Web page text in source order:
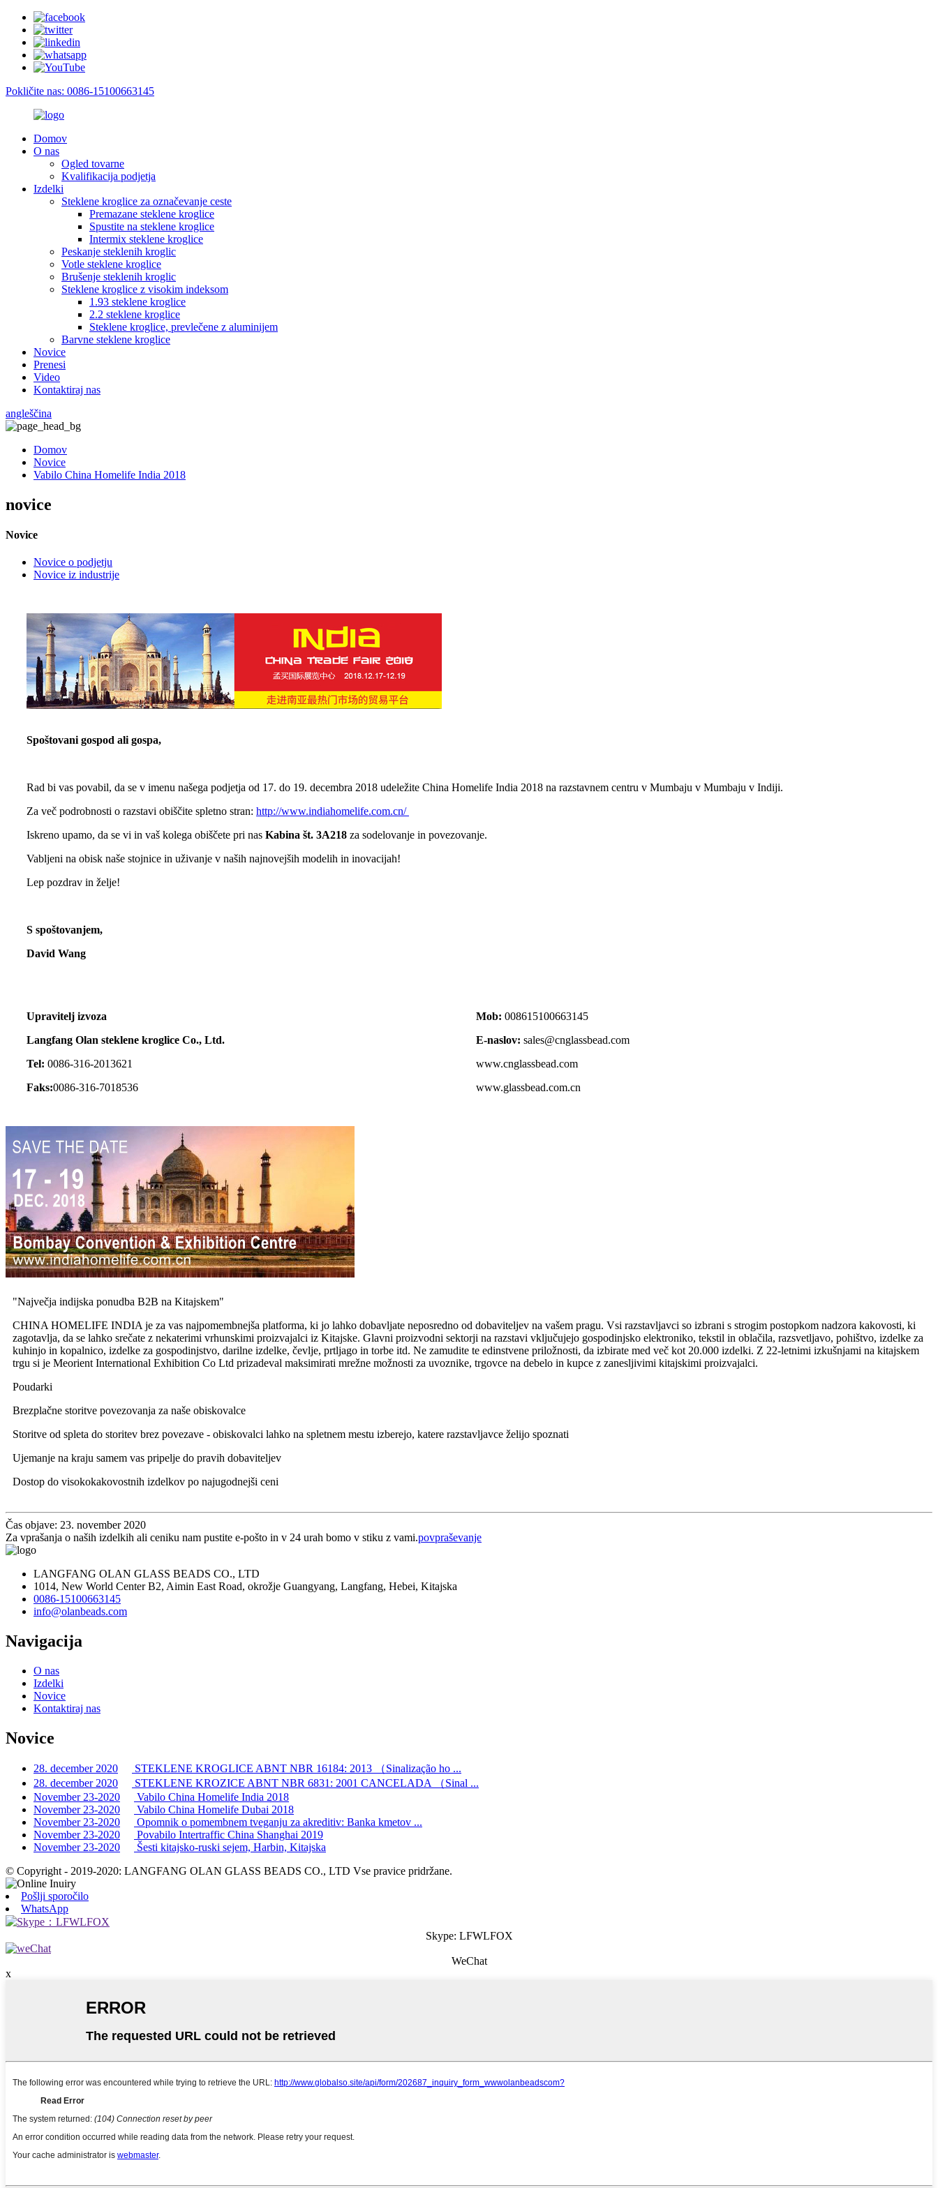
Pokličite nas: 0086-15100663145
Domov
O nas
Ogled tovarne
Kvalifikacija podjetja
Izdelki
Steklene kroglice za označevanje ceste
Premazane steklene kroglice
Spustite na steklene kroglice
Intermix steklene kroglice
Peskanje steklenih kroglic
Votle steklene kroglice
Brušenje steklenih kroglic
Steklene kroglice z visokim indeksom
1.93 steklene kroglice
2.2 steklene kroglice
Steklene kroglice, prevlečene z aluminijem
Barvne steklene kroglice
Novice
Prenesi
Video
Kontaktiraj nas
angleščina
Domov
Novice
Vabilo China Homelife India 2018
novice
Novice
Novice o podjetju
Novice iz industrije
Spoštovani gospod ali gospa,
Rad bi vas povabil, da se v imenu našega podjetja od 17. do 19. decembra 2018 udeležite China Homelife India 2018 na razstavnem centru v Mumbaju v Mumbaju v Indiji.
Za več podrobnosti o razstavi obiščite spletno stran: http://www.indiahomelife.com.cn/
Iskreno upamo, da se vi in ​​vaš kolega obiščete pri nas Kabina št. 3A218 za sodelovanje in povezovanje.
Vabljeni na obisk naše stojnice in uživanje v naših najnovejših modelih in inovacijah!
Lep pozdrav in želje!
S spoštovanjem,
David Wang
Upravitelj izvoza
Langfang Olan steklene kroglice Co., Ltd.
Tel: 0086-316-2013621
Faks:0086-316-7018536
Mob: 008615100663145
E-naslov: sales@cnglassbead.com
www.cnglassbead.com
www.glassbead.com.cn
"Največja indijska ponudba B2B na Kitajskem"
CHINA HOMELIFE INDIA je za vas najpomembnejša platforma, ki jo lahko dobavljate neposredno od dobaviteljev na vašem pragu. Vsi razstavljavci so izbrani s strogim postopkom nadzora kakovosti, ki
zagotavlja, da se lahko srečate z nekaterimi vrhunskimi proizvajalci iz Kitajske. Glavni proizvodni sektorji na razstavi vključujejo gospodinjsko elektroniko, tekstil in oblačila, razsvetljavo, pohištvo, izdelke za
kuhinjo in kopalnico, izdelke za gospodinjstvo, darilne izdelke, čevlje, prtljago in torbe itd. Ne zamudite te edinstvene priložnosti, da izbirate med več kot 20.000 izdelki. Z 22-letnimi izkušnjami na kitajskem
trgu si je Meorient International Exhibition Co Ltd prizadeval maksimirati mrežne možnosti za uvoznike, trgovce na debelo in kupce z zanesljivimi kitajskimi proizvajalci.
Poudarki
Brezplačne storitve povezovanja za naše obiskovalce
Storitve od spleta do storitev brez povezave - obiskovalci lahko na spletnem mestu izberejo, katere razstavljavce želijo spoznati
Ujemanje na kraju samem vas pripelje do pravih dobaviteljev
Dostop do visokokakovostnih izdelkov po najugodnejši ceni
Čas objave: 23. november 2020
Za vprašanja o naših izdelkih ali ceniku nam pustite e-pošto in v 24 urah bomo v stiku z vami.povpraševanje
LANGFANG OLAN GLASS BEADS CO., LTD
1014, New World Center B2, Aimin East Road, okrožje Guangyang, Langfang, Hebei, Kitajska
0086-15100663145
info@olanbeads.com
Navigacija
O nas
Izdelki
Novice
Kontaktiraj nas
Novice
28. december 2020
STEKLENE KROGLICE ABNT NBR 16184: 2013 （Sinalização ho ...
28. december 2020
STEKLENE KROZICE ABNT NBR 6831: 2001 CANCELADA （Sinal ...
November 23-2020
Vabilo China Homelife India 2018
November 23-2020
Vabilo China Homelife Dubai 2018
November 23-2020
Opomnik o pomembnem tveganju za akreditiv: Banka kmetov ...
November 23-2020
Povabilo Intertraffic China Shanghai 2019
November 23-2020
Šesti kitajsko-ruski sejem, Harbin, Kitajska
© Copyright - 2019-2020: LANGFANG OLAN GLASS BEADS CO., LTD Vse pravice pridržane.
Pošlji sporočilo
WhatsApp
Skype: LFWLFOX
WeChat
x